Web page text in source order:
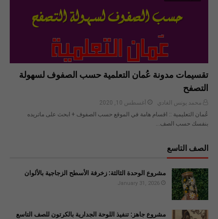
تقسيمات مدونة عُمان التعلمية حسب الصفوف لسهولة
التصفح
محمد يونس الغادي
أغسطس 10, 2020
عُمان التعليمية :: اقسام هامة في الموقع حسب الصفوف + ابحث على ماتريده
بنفسك حسب الصف…
الصف التاسع
مشروع الوحدة الثالثة: زخرفة الأسطح الزجاجية بالألوان
January 31, 2026
مشروع جاهز: تنفيذ اللوحة الجدارية بالكرتون للصف التاسع